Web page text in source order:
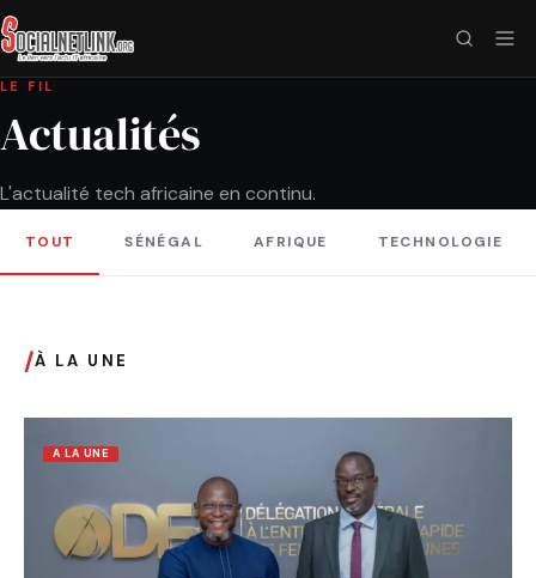
LE FIL
Actualités
L'actualité tech africaine en continu.
TOUT SÉNÉGAL AFRIQUE TECHNOLOGIE
/À LA UNE
A LA UNE